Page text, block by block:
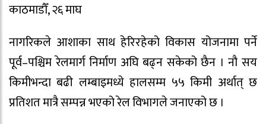
काठमाडौँ, २६ माघ
नागरिकले आशाका साथ हेरिरहेको विकास योजनामा पर्ने
पूर्व–पश्चिम रेलमार्ग निर्माण अघि बढ्न सकेको छैन । नौ सय
किमीभन्दा बढी लम्बाइमध्ये हालसम्म ५५ किमी अर्थात् छ
प्रतिशत मात्रै सम्पन्न भएको रेल विभागले जनाएको छ ।